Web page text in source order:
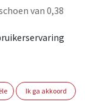
van 0,38
dankzij het
144
EN ISO 374-
Ik ga akkoord